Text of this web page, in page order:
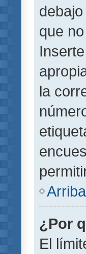
que
la
Arriba
¿Por
El